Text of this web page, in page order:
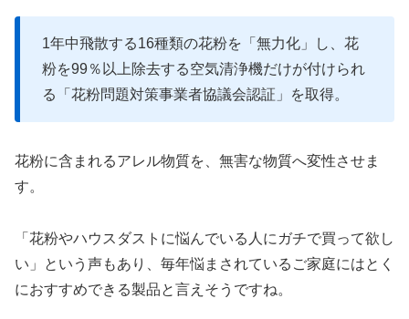
1年中飛散する16種類の花粉を「無力化」し、花
粉を99％以上除去する空気清浄機だけが付けられ
る「花粉問題対策事業者協議会認証」を取得。
花粉に含まれるアレル物質を、無害な物質へ変性させま
す。
「花粉やハウスダストに悩んでいる人にガチで買って欲し
い」という声もあり、毎年悩まされているご家庭にはとく
におすすめできる製品と言えそうですね。